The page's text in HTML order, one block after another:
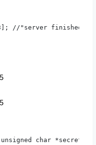
//"server finished"
char *secret,